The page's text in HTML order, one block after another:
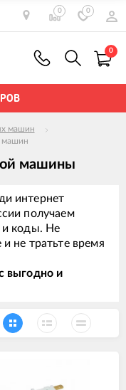
0 0
0
машин
машин
машины
интернет
получаем
и коды. Не
и не тратьте время
выгодно и